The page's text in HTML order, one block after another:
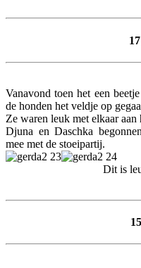
Vanavond toen het een
de honden het veldje op
Ze waren leuk met elkaar aan
Djuna en Daschka
mee met de stoeipartij.
Dit
He hou op